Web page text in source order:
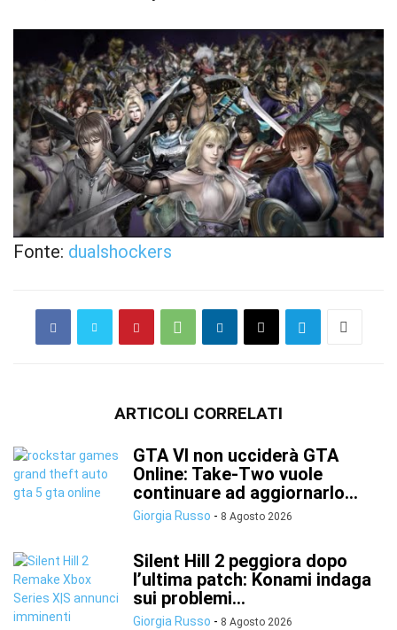
Fonte: dualshockers
ARTICOLI CORRELATI
GTA VI non ucciderà GTA
Online: Take-Two vuole
continuare ad aggiornarlo...
Giorgia Russo - 8 Agosto 2026
Silent Hill 2 peggiora dopo
l’ultima patch: Konami indaga
sui problemi...
Giorgia Russo - 8 Agosto 2026